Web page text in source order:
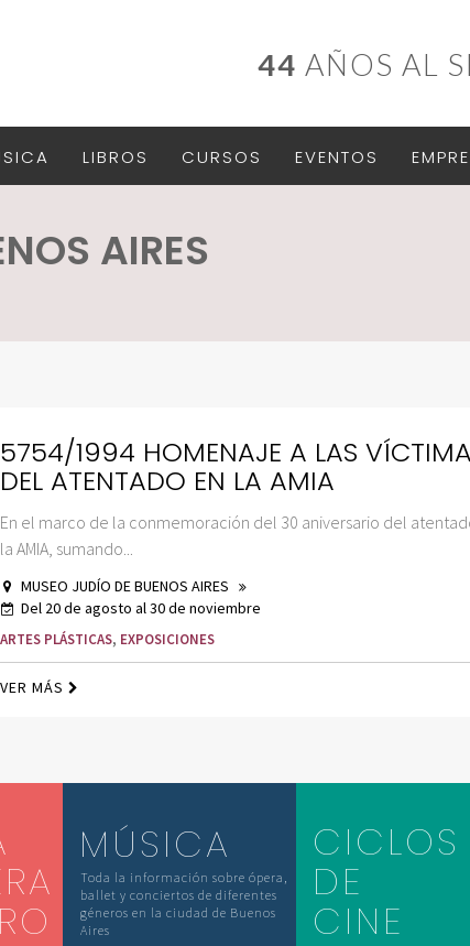
44 AÑOS AL
LIBROS CURSOS EVENTOS
AIRES
5754/1994 HOMENAJE A LAS
DEL ATENTADO EN LA AMIA
En el marco de la conmemoración del 30 aniversario del
la AMIA, sumando...
MUSEO JUDÍO DE BUENOS AIRES
Del 20 de agosto al 30 de noviembre
ARTES PLÁSTICAS, EXPOSICIONES
VER MÁS
MÚSICA
Toda la información sobre ópera,
ballet y conciertos de diferentes
géneros en la ciudad de Buenos
Aires
CICLOS
DE
CINE